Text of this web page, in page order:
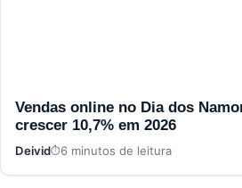
Vendas online no Dia dos
crescer 10,7% em 2026
Deivid 6 minutos de leitura